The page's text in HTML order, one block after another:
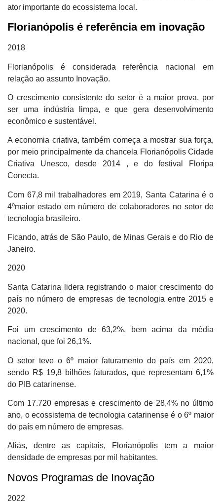
ator importante do ecossistema local.
Florianópolis é referência em inovação
2018
Florianópolis é considerada referência nacional em
relação ao assunto Inovação.
O crescimento consistente do setor é a maior prova, por
ser uma indústria limpa, e que gera desenvolvimento
econômico e sustentável.
A economia criativa, também começa a mostrar sua força,
por meio principalmente da chancela Florianópolis Cidade
Criativa Unesco, desde 2014 , e do festival Floripa
Conecta.
Com 67,8 mil trabalhadores em 2019, Santa Catarina é o
4ºmaior estado em número de colaboradores no setor de
tecnologia brasileiro.
Ficando, atrás de São Paulo, de Minas Gerais e do Rio de
Janeiro.
2020
Santa Catarina lidera registrando o maior crescimento do
país no número de empresas de tecnologia entre 2015 e
2020.
Foi um crescimento de
63,2%, bem acima da média
nacional, que foi 26,1%.
O setor teve o 6º maior faturamento do país em 2020,
sendo R$ 19,8 bilhões faturados, que representam 6,1%
do PIB catarinense.
Com 17.720 empresas e crescimento de 28,4% no último
ano, o ecossistema de tecnologia catarinense é o 6º maior
do país em número de empresas.
Aliás, dentre as capitais, Florianópolis tem a maior
densidade de empresas por mil habitantes.
Novos Programas de Inovação
2022